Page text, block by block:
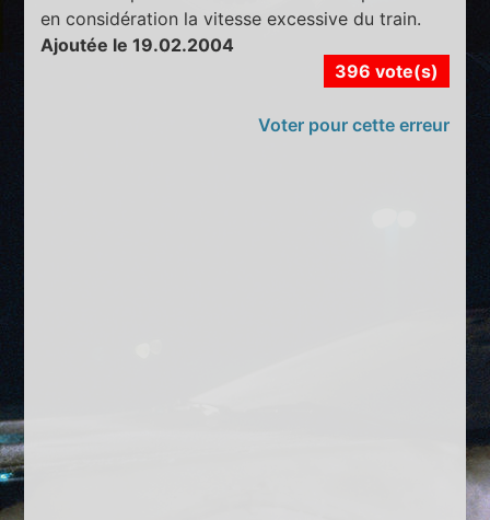
en considération la vitesse excessive du train.
Ajoutée le 19.02.2004
396 vote(s)
Voter pour cette erreur